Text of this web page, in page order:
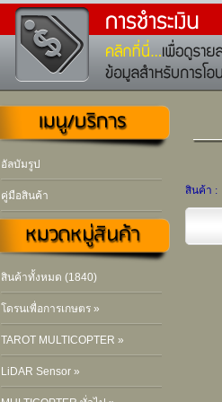
อัลบัมรูป
คู่มือสินค้า
สินค้าทั้งหมด (1840)
โดรนเพื่อการเกษตร »
TAROT MULTICOPTER »
LiDAR Sensor »
สินค้า :